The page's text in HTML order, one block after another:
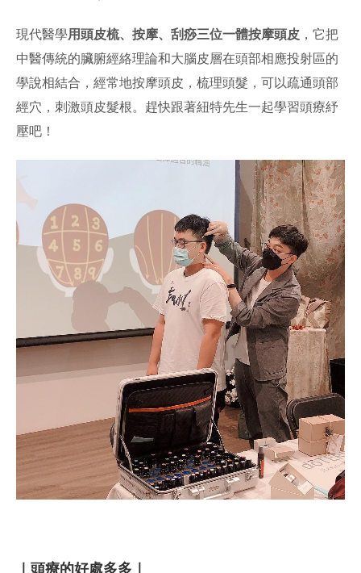
現代醫學用頭皮梳、按摩、刮痧三位一體按摩頭皮 ，它把
中醫傳統的臟腑經絡理論和大腦皮層在頭部相應投射區的
學說相結合，經常地按摩頭皮，梳理頭髮，可以疏通頭部
經穴，刺激頭皮髮根。趕快跟著紐特先生一起學習頭療紓
壓吧！
｜頭療的好處多多｜